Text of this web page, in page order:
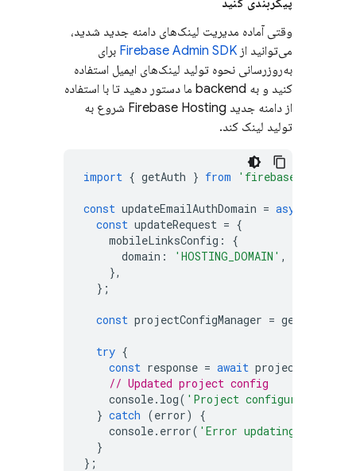
پیکربندی کنید
وقتی آماده مدیریت لینک‌های دامنه جدید شدید،
می‌توانید از Firebase Admin SDK برای
به‌روزرسانی نحوه تولید لینک‌های ایمیل استفاده
کنید و به backend ما دستور دهید تا با استفاده
از دامنه جدید Firebase Hosting شروع به
تولید لینک کند.
import { getAuth } from 'firebase-admin/
const updateEmailAuthDomain = async
const updateRequest = {
mobileLinksConfig :
{
domain : 'HOSTING_DOMAIN' ,
},
};
const projectConfigManager = getAuth
try {
const response = await
// Updated project config
console. log( 'Project configuration
} catch (error)
{
console. error( 'Error updating the
}
};